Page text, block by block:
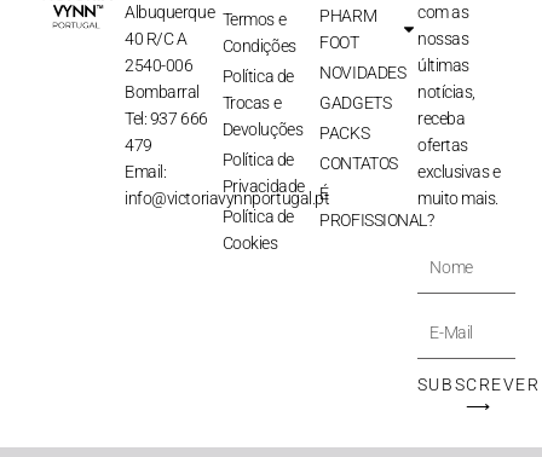
Albuquerque
40 R/C A
2540-006
Bombarral
Tel: 937 666
479
Email:
info@victoriavynnportugal.pt
Termos e
Condições
Política de
Trocas e
Devoluções
Política de
Privacidade
Política de
Cookies
PHARM
FOOT
NOVIDADES
GADGETS
PACKS
CONTATOS
É
PROFISSIONAL?
com as
nossas
últimas
notícias,
receba
ofertas
exclusivas e
muito mais.
Nome
E-
Mail
SUBSCREVER
⟶